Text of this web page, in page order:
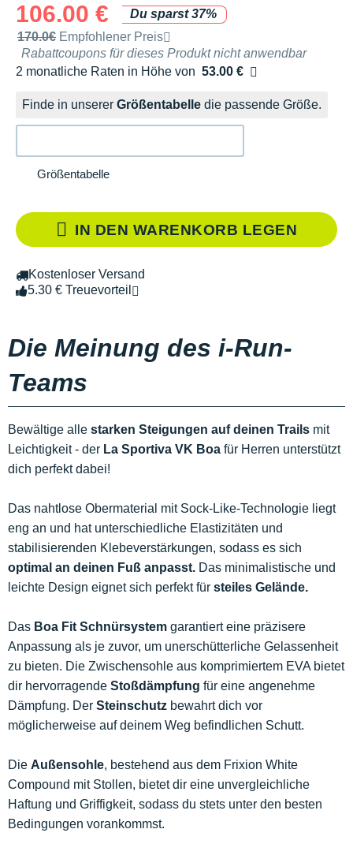
106.00 €
Du sparst 37%
Unverbindliche Preisempfehlung der Marke
170.0€ Empfohlener Preis
Rabattcoupons für dieses Produkt nicht anwendbar
2 monatliche Raten in Höhe von 53.00 €
Ohne Zusatzkosten
Finde in unserer Größentabelle die passende Größe.
Größentabelle
IN DEN WARENKORB LEGEN
Kostenloser Versand
5.30 € Treuevorteil
Die Meinung des i-Run-
Teams
Bewältige alle starken Steigungen auf deinen Trails mit
Leichtigkeit - der La Sportiva VK Boa für Herren unterstützt
dich perfekt dabei!
Das nahtlose Obermaterial mit Sock-Like-Technologie liegt
eng an und hat unterschiedliche Elastizitäten und
stabilisierenden Klebeverstärkungen, sodass es sich
optimal an deinen Fuß anpasst. Das minimalistische und
leichte Design eignet sich perfekt für steiles Gelände.
Das Boa Fit Schnürsystem garantiert eine präzisere
Anpassung als je zuvor, um unerschütterliche Gelassenheit
zu bieten. Die Zwischensohle aus komprimiertem EVA bietet
dir hervorragende Stoßdämpfung für eine angenehme
Dämpfung. Der Steinschutz bewahrt dich vor
möglicherweise auf deinem Weg befindlichen Schutt.
Die Außensohle, bestehend aus dem Frixion White
Compound mit Stollen, bietet dir eine unvergleichliche
Haftung und Griffigkeit, sodass du stets unter den besten
Bedingungen vorankommst.